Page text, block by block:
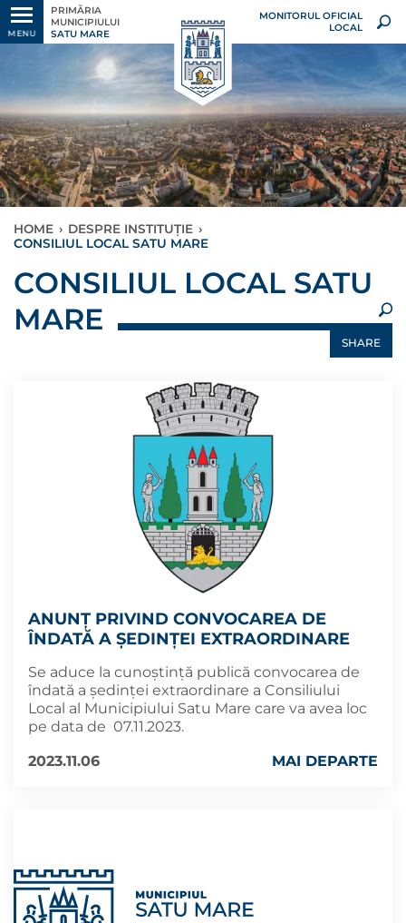
MENU
PRIMĂRIA
MUNICIPIULUI
SATU MARE
MONITORUL OFICIAL
LOCAL
HOME › DESPRE INSTITUȚIE ›
CONSILIUL LOCAL SATU MARE
CONSILIUL LOCAL SATU
MARE
SHARE
ANUNȚ PRIVIND CONVOCAREA DE
ÎNDATĂ A ȘEDINȚEI EXTRAORDINARE
Se aduce la cunoștință publică convocarea de
îndată a ședinței extraordinare a Consiliului
Local al Municipiului Satu Mare care va avea loc
pe data de 07.11.2023.
2023.11.06
MAI DEPARTE